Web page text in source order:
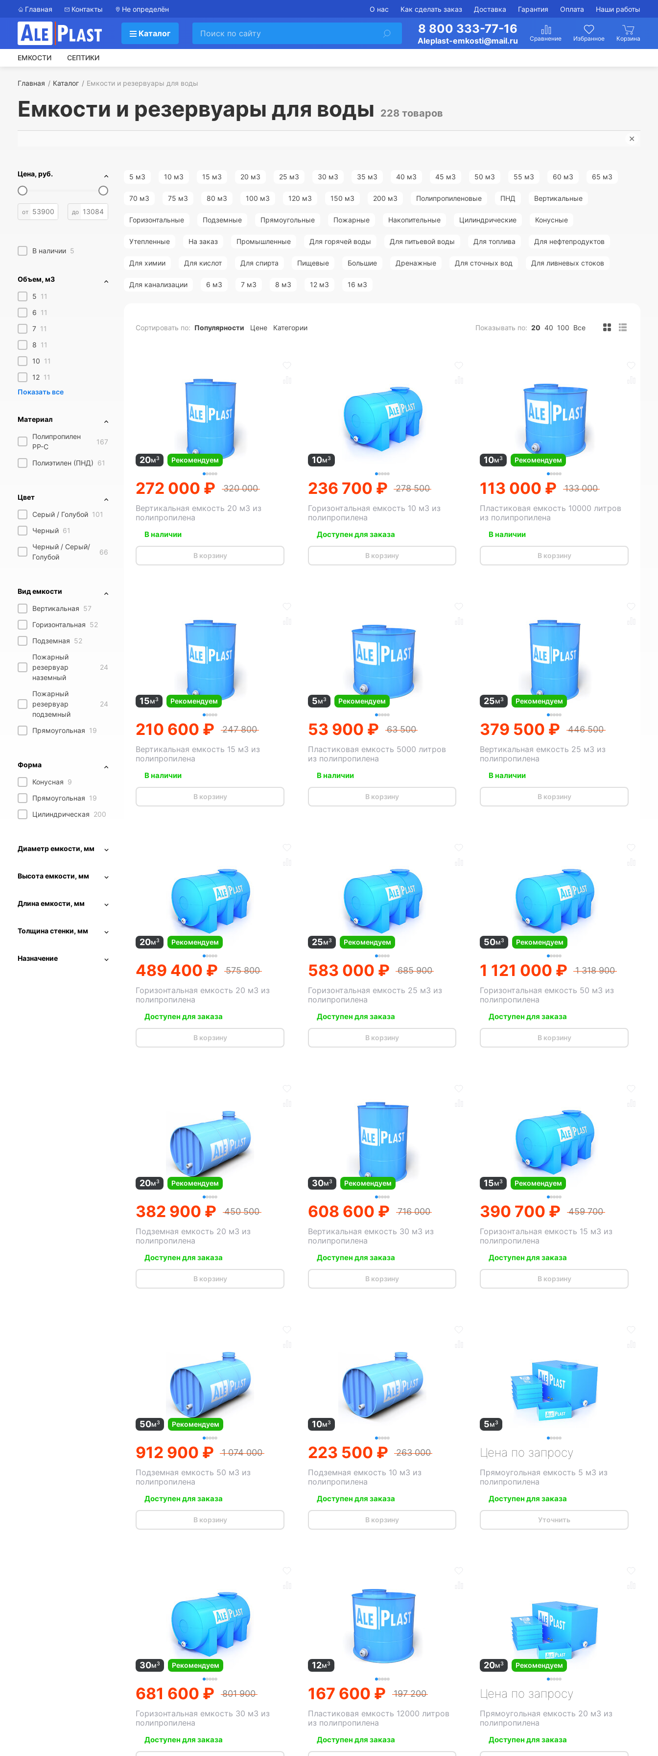
Главная Контакты Не определён О нас Как сделать заказ Доставка Гарантия Оплата Наши работы
Каталог 8 800 333-77-16
Aleplast-emkosti@mail.ru
ЕМКОСТИ СЕПТИКИ
Главная Каталог Емкости и резервуары для воды
Емкости и резервуары для воды 228 товаров
✕
Цена, руб.
от до
В наличии 5
Объем, м3
5 11
6 11
7 11
8 11
10 11
12 11
Материал
Полипропилен
PP-C
167
Полиэтилен (ПНД) 61
Цвет
Серый / Голубой 101
Черный 61
Черный / Серый/
Голубой
66
Вид емкости
Вертикальная 57
Горизонтальная 52
Подземная 52
Пожарный
резервуар
наземный
24
Пожарный
резервуар
подземный
24
Прямоугольная 19
Форма
Конусная 9
Прямоугольная 19
Цилиндрическая 200
Диаметр емкости, мм
Высота емкости, мм
Длина емкости, мм
Толщина стенки, мм
Назначение
5 м3 10 м3 15 м3 20 м3 25 м3 30 м3 35 м3 40 м3 45 м3 50 м3 55 м3 60 м3 65 м3
70 м3 75 м3 80 м3 100 м3 120 м3 150 м3 200 м3 Полипропиленовые ПНД Вертикальные
Горизонтальные Подземные Прямоугольные Пожарные Накопительные Цилиндрические Конусные
Утепленные На заказ Промышленные Для горячей воды Для питьевой воды Для топлива Для нефтепродуктов
Для химии Для кислот Для спирта Пищевые Большие Дренажные Для сточных вод Для ливневых стоков
Для канализации 6 м3 7 м3 8 м3 12 м3 16 м3
Сортировать по: Популярности Цене Категории Показывать по: 20 40 100 Все
Вертикальная емкость 20 м3 из
полипропилена
20м3 Рекомендуем
В наличии
272 000 ₽ 320 000
В корзину
Горизонтальная емкость 10 м3 из
полипропилена
10м3
Доступен для заказа
236 700 ₽ 278 500
В корзину
Пластиковая емкость 10000 литров
из полипропилена
10м3 Рекомендуем
В наличии
113 000 ₽ 133 000
В корзину
Вертикальная емкость 15 м3 из
полипропилена
15м3 Рекомендуем
В наличии
210 600 ₽ 247 800
В корзину
Пластиковая емкость 5000 литров
из полипропилена
5м3 Рекомендуем
В наличии
53 900 ₽ 63 500
В корзину
Вертикальная емкость 25 м3 из
полипропилена
25м3 Рекомендуем
В наличии
379 500 ₽ 446 500
В корзину
Горизонтальная емкость 20 м3 из
полипропилена
20м3 Рекомендуем
Доступен для заказа
489 400 ₽ 575 800
В корзину
Горизонтальная емкость 25 м3 из
полипропилена
25м3 Рекомендуем
Доступен для заказа
583 000 ₽ 685 900
В корзину
Горизонтальная емкость 50 м3 из
полипропилена
50м3 Рекомендуем
Доступен для заказа
1 121 000 ₽ 1 318 900
В корзину
Подземная емкость 20 м3 из
полипропилена
20м3 Рекомендуем
Доступен для заказа
382 900 ₽ 450 500
В корзину
Вертикальная емкость 30 м3 из
полипропилена
30м3 Рекомендуем
Доступен для заказа
608 600 ₽ 716 000
В корзину
Горизонтальная емкость 15 м3 из
полипропилена
15м3 Рекомендуем
Доступен для заказа
390 700 ₽ 459 700
В корзину
Подземная емкость 50 м3 из
полипропилена
50м3 Рекомендуем
Доступен для заказа
912 900 ₽ 1 074 000
В корзину
Подземная емкость 10 м3 из
полипропилена
10м3
Доступен для заказа
223 500 ₽ 263 000
В корзину
Прямоугольная емкость 5 м3 из
полипропилена
5м3
Доступен для заказа
Цена по запросу
Уточнить
Горизонтальная емкость 30 м3 из
полипропилена
30м3 Рекомендуем
Доступен для заказа
681 600 ₽ 801 900
Пластиковая емкость 12000 литров
из полипропилена
12м3
Доступен для заказа
167 600 ₽ 197 200
Прямоугольная емкость 20 м3 из
полипропилена
20м3 Рекомендуем
Доступен для заказа
Цена по запросу